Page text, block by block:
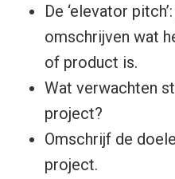
De ‘elevator
omschrijven wat
of product is.
Wat verwachten
project?
Omschrijf de
project.